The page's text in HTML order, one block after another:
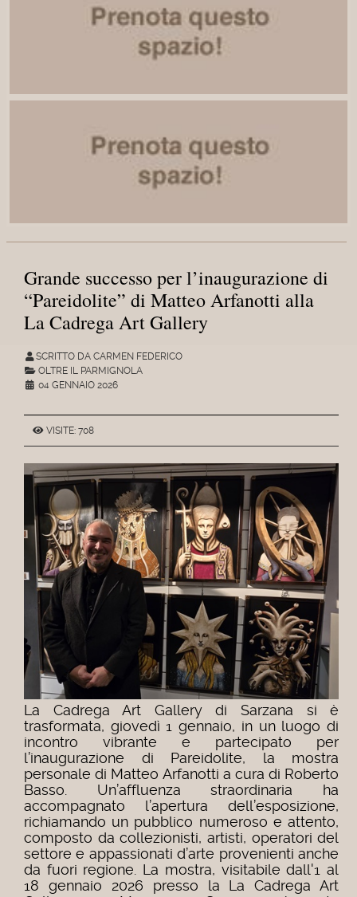
Grande successo per l’inaugurazione di
“Pareidolite” di Matteo Arfanotti alla
La Cadrega Art Gallery
SCRITTO DA CARMEN FEDERICO
OLTRE IL PARMIGNOLA
04 GENNAIO 2026
VISITE: 708
La Cadrega Art Gallery di Sarzana si è
trasformata, giovedì 1 gennaio, in un luogo di
incontro vibrante e partecipato per
l’inaugurazione di Pareidolite, la mostra
personale di Matteo Arfanotti a cura di Roberto
Basso. Un’affluenza straordinaria ha
accompagnato l’apertura dell’esposizione,
richiamando un pubblico numeroso e attento,
composto da collezionisti, artisti, operatori del
settore e appassionati d’arte provenienti anche
da fuori regione. La mostra, visitabile dall'1 al
18 gennaio 2026 presso la La Cadrega Art